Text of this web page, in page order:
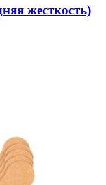
жесткость)